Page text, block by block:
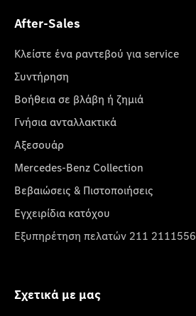
After-Sales
Κλείστε ένα ραντεβού για service
Συντήρηση
Βοήθεια σε βλάβη ή ζημιά
Γνήσια ανταλλακτικά
Αξεσουάρ
Mercedes-Benz Collection
Βεβαιώσεις & Πιστοποιήσεις
Εγχειρίδια κατόχου
Εξυπηρέτηση πελατών 211 2111556
Σχετικά με μας